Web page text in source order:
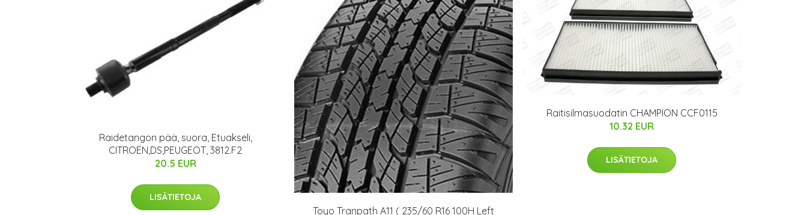
Raidetangon pää, suora, Etuakseli,
CITROËN,DS,PEUGEOT, 3812.F2
20.5 EUR
LISÄTIETOJA
Toyo Tranpath A11 ( 235/60 R16 100H Left
Raitisilmasuodatin CHAMPION CCF0115
10.32 EUR
LISÄTIETOJA